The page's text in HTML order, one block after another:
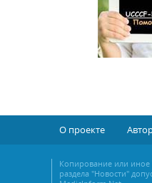
О проекте
Копирование или иное
раздела "Новости"